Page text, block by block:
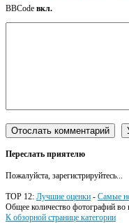
BBCode вкл.
Переслать приятелю
Пожалуйста, зарегистрируйтесь...
TOP 12: Лучшие оценки - Самые
Общее количество фотографий во
К обзорной странице категории